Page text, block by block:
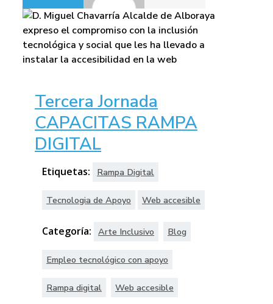
Tercera Jornada
CAPACITAS RAMPA
DIGITAL
Etiquetas: Rampa Digital
Tecnologia de Apoyo Web accesible
Categoría: Arte Inclusivo Blog
Empleo tecnológico con apoyo
Rampa digital Web accesible